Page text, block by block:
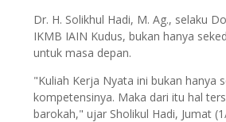
Dr. H. Solikhul Hadi, M. Ag., selaku
IKMB IAIN Kudus, bukan hanya
untuk masa depan.
"Kuliah Kerja Nyata ini bukan hanya
kompetensinya. Maka dari itu hal
barokah," ujar Sholikul Hadi, Jumat